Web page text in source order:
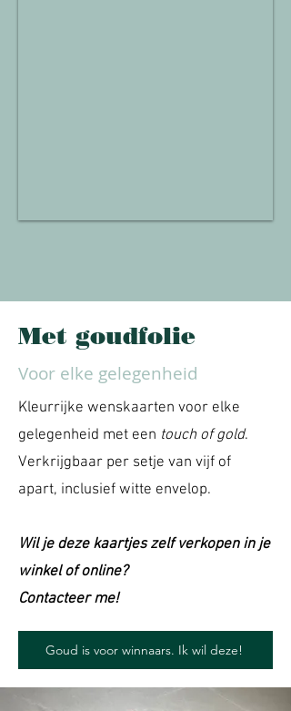
Met goudfolie
Voor elke gelegenheid
Kleurrijke wenskaarten voor elke
gelegenheid met een touch of gold.
Verkrijgbaar per setje van vijf of
apart, inclusief witte envelop.
Wil je deze kaartjes zelf verkopen in je
winkel of online?
Contacteer me!
Goud is voor winnaars. Ik wil deze!